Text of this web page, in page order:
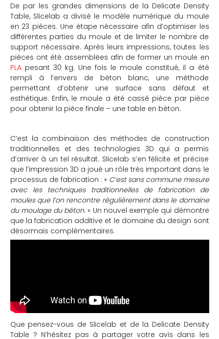
De par les grandes dimensions de la Delicate Density
Table, Slicelab a divisé le modèle numérique du moule
en 23 pièces. Une étape nécessaire afin d’optimiser les
différentes parties du moule et de limiter le nombre de
support nécessaire. Après leurs impressions, toutes les
pièces ont été assemblées afin de former un moule en
PLA pesant 30 kg. Une fois le moule constitué, il a été
rempli à l’envers de béton blanc, une méthode
permettant d’obtenir une surface sans défaut et
esthétique. Enfin, le moule a été cassé pièce par pièce
pour obtenir la pièce finale – une table en béton.
C’est la combinaison des méthodes de construction
traditionnelles et des technologies 3D qui a permis
d’arriver à un tel résultat. Slicelab s’en félicite et précise
que l’impression 3D a joué un rôle très important dans le
processus de fabrication : « C’est sans commune mesure
avec les techniques traditionnelles de fabrication de
moules que l’on rencontre régulièrement dans le domaine
du moulage du béton. » Un nouvel exemple qui démontre
que la fabrication additive et le domaine du design sont
désormais complémentaires.
Que pensez-vous de Slicelab et de la Delicate Density
Table ? N’hésitez pas à partager votre avis dans les